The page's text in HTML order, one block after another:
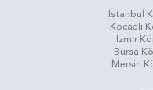
İstanbul
Kocaeli
İzmir
Bursa
Mersin